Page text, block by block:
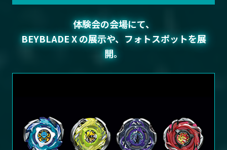
体験会の会場にて、
BEYBLADE X の展示や、フォトスポットを展
開。